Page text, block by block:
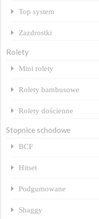
Top system
Zazdrostki
Rolety
Mini rolety
Rolety bambusowe
Rolety dościenne
Stopnice schodowe
BCF
Hitset
Podgumowane
Shaggy